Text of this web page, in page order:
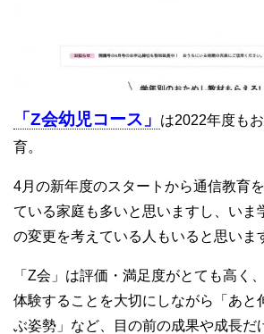
「Z会幼児コース」
は2022年度も
育。
4月の新年度のスタートから通信教育
ている家庭も多いと思いますし、いま
の変更を考えている人もいると思いま
「Z会」は評価・満足度がとても高く
体験することを大切にしながら「あと
ぶ姿勢」など、目の前の成果や成長だ